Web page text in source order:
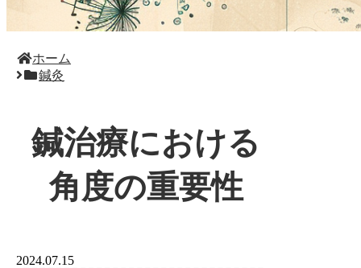
ホーム
鍼灸
鍼治療における
角度の重要性
2024.07.15